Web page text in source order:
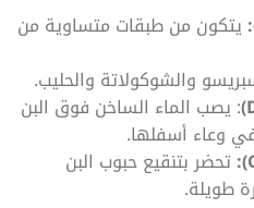
يتكون من طبقات متساوية من
والشوكولاتة والحليب.
: يصب الماء الساخن فوق البن
وعاء أسفلها.
تحضر بتنقيع حبوب البن
طويلة.